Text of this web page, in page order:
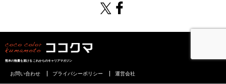
熊本の熱量を届けるこれからのキャリアマガジン
お問い合わせ プライバシーポリシー 運営会社